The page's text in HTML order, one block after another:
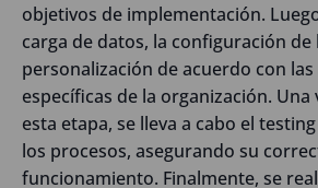
objetivos de implementación.
carga de datos, la configuración de
personalización de acuerdo con las
específicas de la organización. Una
esta etapa, se lleva a cabo el
los procesos, asegurando su
funcionamiento. Finalmente, se